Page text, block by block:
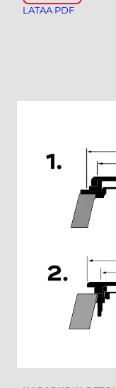
LATAA PDF